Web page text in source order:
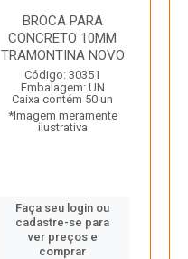
BROCA PARA
CONCRETO 10MM
TRAMONTINA NOVO
Código: 30351
Embalagem: UN
Caixa contém 50 un
*Imagem meramente
ilustrativa
Faça seu login ou
cadastre-se para
ver preços e
comprar